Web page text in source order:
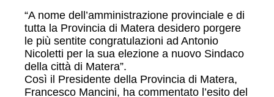
“A nome dell’amministrazione provinciale e di
tutta la Provincia di Matera desidero porgere
le più sentite congratulazioni ad Antonio
Nicoletti per la sua elezione a nuovo Sindaco
della città di Matera”.
Così il Presidente della Provincia di Matera,
Francesco Mancini, ha commentato l’esito del